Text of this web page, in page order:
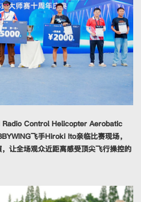
Radio Control Helicopter Aerobatic
飞手Hiroki Ito亲临比赛现场，
让全场观众近距离感受顶尖飞行操控的